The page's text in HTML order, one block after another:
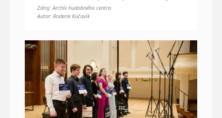
Zdroj: Archív hudobného centra
Autor: Roderik Kučavík